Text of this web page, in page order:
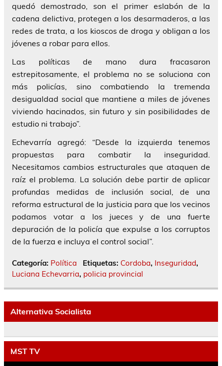
quedó demostrado, son el primer eslabón de la
cadena delictiva, protegen a los desarmaderos, a las
redes de trata, a los kioscos de droga y obligan a los
jóvenes a robar para ellos.
Las políticas de mano dura fracasaron
estrepitosamente, el problema no se soluciona con
más policías, sino combatiendo la tremenda
desigualdad social que mantiene a miles de jóvenes
viviendo hacinados, sin futuro y sin posibilidades de
estudio ni trabajo”.
Echevarría agregó: “Desde la izquierda tenemos
propuestas para combatir la inseguridad.
Necesitamos cambios estructurales que ataquen de
raíz el problema. La solución debe partir de aplicar
profundas medidas de inclusión social, de una
reforma estructural de la justicia para que los vecinos
podamos votar a los jueces y de una fuerte
depuración de la policía que expulse a los corruptos
de la fuerza e incluya el control social”.
Categoría: Política Etiquetas: Cordoba, Inseguridad,
Luciana Echevarria, policia provincial
Alternativa Socialista
MST TV